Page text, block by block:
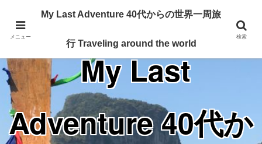
Traveling around the world from my 40's
My Last
Adventure 40代か
メニュー
My Last Adventure 40代からの世界一周旅
行 Traveling around the world
検索